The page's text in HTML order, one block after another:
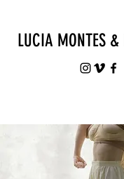
LUCIA MONTES